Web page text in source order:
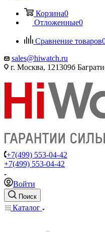
Корзина0
Отложенные0
Сравнение товаров
sales@hiwatch.ru
г. Москва, 121309б
+7(499) 553-04-42
+7(499) 553-04-42
Войти
Поиск
Каталог